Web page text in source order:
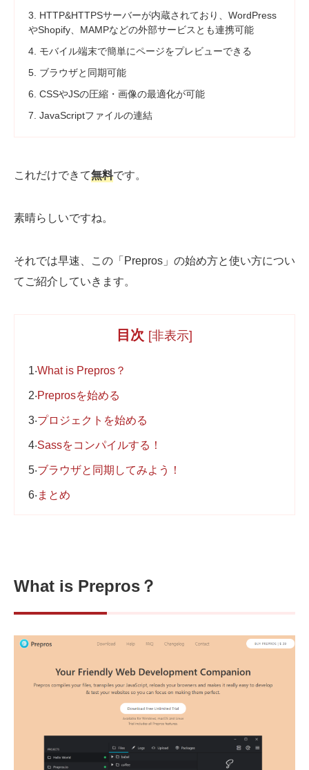
3. HTTP&HTTPSサーバーが内蔵されており、WordPress
やShopify、MAMPなどの外部サービスとも連携可能
4. モバイル端末で簡単にページをプレビューできる
5. ブラウザと同期可能
6. CSSやJSの圧縮・画像の最適化が可能
7. JavaScriptファイルの連結
これだけできて無料です。
素晴らしいですね。
それでは早速、この「Prepros」の始め方と使い方につい
てご紹介していきます。
目次 [非表示]
1What is Prepros？
2Preprosを始める
3プロジェクトを始める
4Sassをコンパイルする！
5ブラウザと同期してみよう！
6まとめ
What is Prepros？